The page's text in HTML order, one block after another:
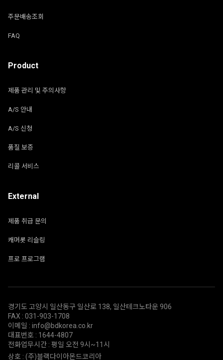
주문배송조회
FAQ
Product
제품 관리 및 주의사항
A/S 안내
A/S 신청
품질 보증
리콜 서비스
External
제품 취급 문의
캐머롯 리슬링
프로 프로그램
경기도 고양시 일산동구 일산로 138, 일산테크노타운 906
FAX : 031-903-1708
이메일 : info@bdkorea.co.kr
대표번호 : 1644-4807
전화업무시간 : 평일 오전 9시~11시
상호 : (주)블랙다이아몬드코리아